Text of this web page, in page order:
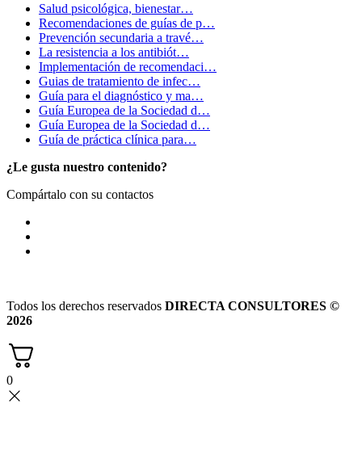
Salud psicológica, bienestar…
Recomendaciones de guías de p…
Prevención secundaria a travé…
La resistencia a los antibiót…
Implementación de recomendaci…
Guias de tratamiento de infec…
Guía para el diagnóstico y ma…
Guía Europea de la Sociedad d…
Guía Europea de la Sociedad d…
Guía de práctica clínica para…
¿Le gusta nuestro contenido?
Compártalo con su contactos
Todos los derechos reservados DIRECTA CONSULTORES ©
2026
0